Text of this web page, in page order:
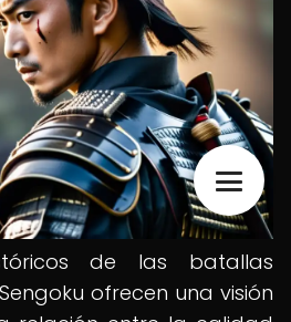
de las batallas
ofrecen una visión